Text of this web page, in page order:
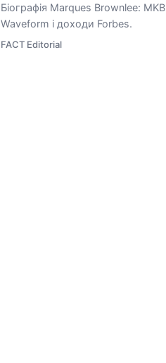
Біографія Marques Brownlee:
Waveform і доходи Forbes.
FACT Editorial